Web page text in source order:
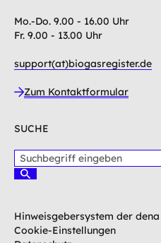
Mo.-Do. 9.00 - 16.00 Uhr
Fr. 9.00 - 13.00 Uhr
support(at)biogasregister.de
Zum Kontaktformular
SUCHE
u
b
e
S
e
n
Hinweisgebersystem der dena
Cookie-Einstellungen